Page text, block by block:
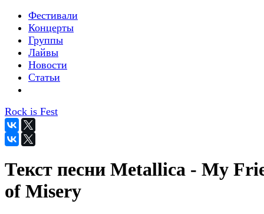
Фестивали
Концерты
Группы
Лайвы
Новости
Статьи
Rock is Fest
Текст песни Metallica - My
of Misery